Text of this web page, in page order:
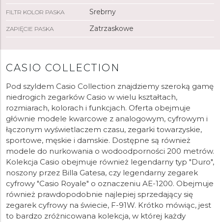
FILTR KOLOR PASKA Srebrny
ZAPIĘCIE PASKA Zatrzaskowe
CASIO COLLECTION
Pod szyldem Casio Collection znajdziemy szeroką gamę
niedrogich zegarków Casio w wielu kształtach,
rozmiarach, kolorach i funkcjach. Oferta obejmuje
głównie modele kwarcowe z analogowym, cyfrowym i
łączonym wyświetlaczem czasu, zegarki towarzyskie,
sportowe, męskie i damskie. Dostępne są również
modele do nurkowania o wodoodporności 200 metrów.
Kolekcja Casio obejmuje również legendarny typ "Duro",
noszony przez Billa Gatesa, czy legendarny zegarek
cyfrowy "Casio Royale" o oznaczeniu AE-1200. Obejmuje
również prawdopodobnie najlepiej sprzedający się
zegarek cyfrowy na świecie, F-91W. Krótko mówiąc, jest
to bardzo zróżnicowana kolekcja, w której każdy